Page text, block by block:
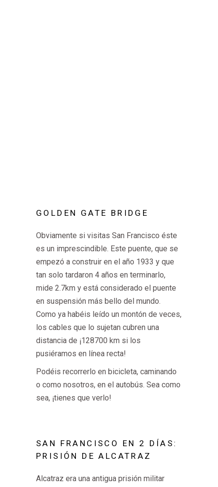
GOLDEN GATE BRIDGE
Obviamente si visitas San Francisco éste
es un imprescindible. Este puente, que se
empezó a construir en el año 1933 y que
tan solo tardaron 4 años en terminarlo,
mide 2.7km y está considerado el puente
en suspensión más bello del mundo.
Como ya habéis leído un montón de veces,
los cables que lo sujetan cubren una
distancia de ¡128700 km si los
pusiéramos en línea recta!
Podéis recorrerlo en bicicleta, caminando
o como nosotros, en el autobús. Sea como
sea, ¡tienes que verlo!
SAN FRANCISCO EN 2 DÍAS:
PRISIÓN DE ALCATRAZ
Alcatraz era una antigua prisión militar